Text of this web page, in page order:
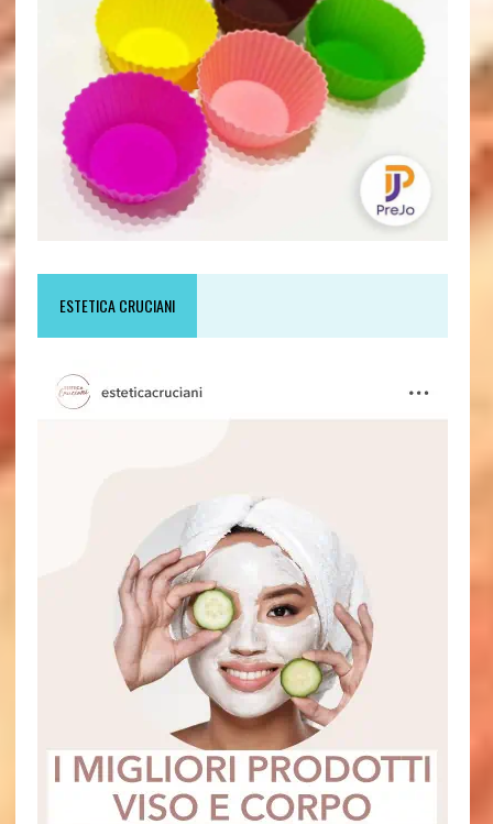
ESTETICA CRUCIANI